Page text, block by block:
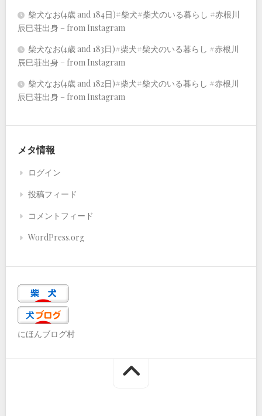
柴犬なお(4歳 and 184日)#柴犬#柴犬のいる暮らし #赤根川
辰巳荘出身 – from Instagram
柴犬なお(4歳 and 183日)#柴犬#柴犬のいる暮らし #赤根川
辰巳荘出身 – from Instagram
柴犬なお(4歳 and 182日)#柴犬#柴犬のいる暮らし #赤根川
辰巳荘出身 – from Instagram
メタ情報
ログイン
投稿フィード
コメントフィード
WordPress.org
にほんブログ村